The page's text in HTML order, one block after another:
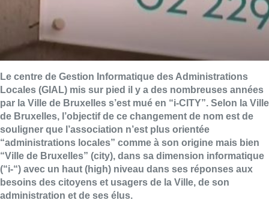
Le centre de Gestion Informatique des Administrations
Locales (GIAL) mis sur pied il y a des nombreuses années
par la Ville de Bruxelles s’est mué en “i-CITY”. Selon la Ville
de Bruxelles, l’objectif de ce changement de nom est de
souligner que l’association n’est plus orientée
“administrations locales” comme à son origine mais bien
“Ville de Bruxelles” (city), dans sa dimension informatique
(“i-“) avec un haut (high) niveau dans ses réponses aux
besoins des citoyens et usagers de la Ville, de son
administration et de ses élus.